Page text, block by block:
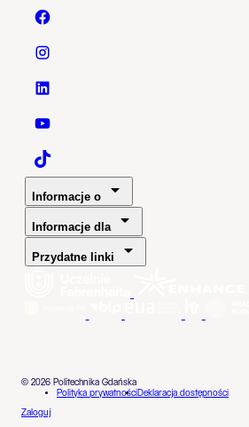
Politechnika Gdańska - Facebook
Politechnika Gdańska - Instagram
Politechnika Gdańska - LinkedIn
Politechnika Gdańska - YouTube
Politechnika Gdańska - TaikTok
Informacje o
Informacje dla
Przydatne linki
© 2026 Politechnika Gdańska
Polityka prywatnościDeklaracja dostępności
Zaloguj